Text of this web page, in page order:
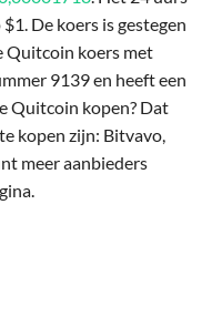
De koers is gestegen
Quitcoin koers met
9139 en heeft een
Quitcoin kopen? Dat
kopen zijn: Bitvavo,
meer aanbieders